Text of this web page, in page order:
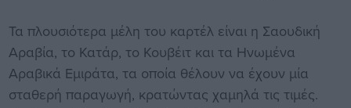
Τα πλουσιότερα μέλη του καρτέλ είναι η Σαουδική
Αραβία, το Κατάρ, το Κουβέιτ και τα Ηνωμένα
Αραβικά Εμιράτα, τα οποία θέλουν να έχουν μία
σταθερή παραγωγή, κρατώντας χαμηλά τις τιμές.